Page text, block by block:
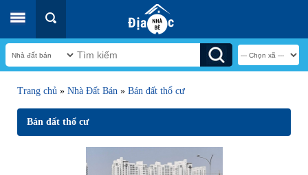
Trang chủ » Nhà Đất Bán » Bán đất thổ cư
Bán đất thổ cư